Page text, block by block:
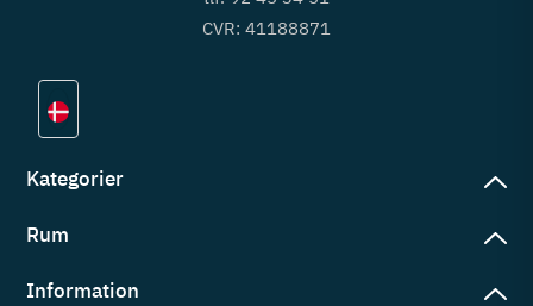
CVR: 41188871
Kategorier
Rum
Information